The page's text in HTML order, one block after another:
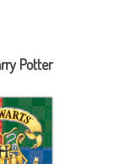
Potter